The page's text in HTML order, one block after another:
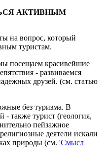
АКТИВНЫМ
на вопрос, который
туристам.
посещаем красивейшие
- развиваемся
друзей. (см. статью
без туризма. В
- также турист (геология,
пейзажное
деятели искали
природы (см. 'Смысл